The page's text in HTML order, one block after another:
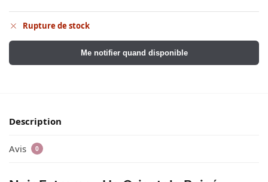
Rupture de stock
Me notifier quand disponible
Description
Avis 0